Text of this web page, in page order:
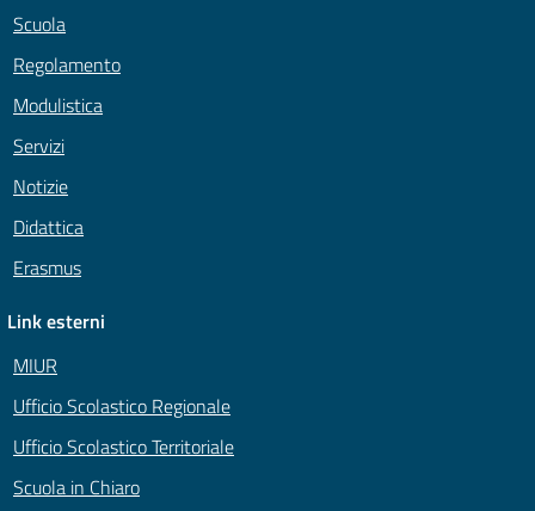
Scuola
Regolamento
Modulistica
Servizi
Notizie
Didattica
Erasmus
Link esterni
MIUR
Ufficio Scolastico Regionale
Ufficio Scolastico Territoriale
Scuola in Chiaro